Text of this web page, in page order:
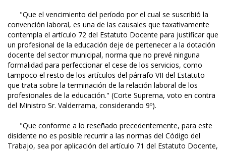
"Que el vencimiento del período por el cual se suscribió la
convención laboral, es una de las causales que taxativamente
contempla el artículo 72 del Estatuto Docente para justificar que
un profesional de la educación deje de pertenecer a la dotación
docente del sector municipal, norma que no prevé ninguna
formalidad para perfeccionar el cese de los servicios, como
tampoco el resto de los artículos del párrafo VII del Estatuto
que trata sobre la terminación de la relación laboral de los
profesionales de la educación." (Corte Suprema, voto en contra
del Ministro Sr. Valderrama, considerando 9º).
"Que conforme a lo reseñado precedentemente, para este
disidente no es posible recurrir a las normas del Código del
Trabajo, sea por aplicación del artículo 71 del Estatuto Docente,